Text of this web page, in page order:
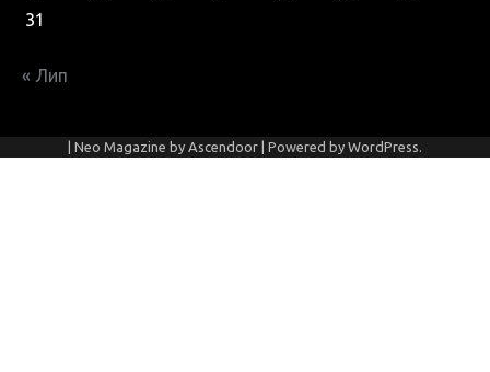
31
« Лип
| Neo Magazine by Ascendoor | Powered by WordPress